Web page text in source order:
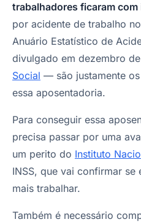
trabalhadores ficaram
por acidente de trabalho
Anuário Estatístico de
divulgado em dezembro
Social — são justamente
essa aposentadoria.
Para conseguir essa
precisa passar por uma
um perito do Instituto
INSS, que vai confirmar se
mais trabalhar.
Também é necessário